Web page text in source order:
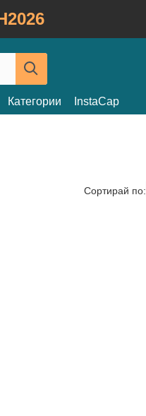
Категории InstaCap
Сортирай по: